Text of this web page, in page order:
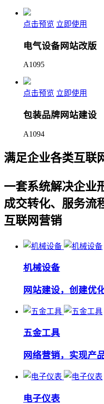
点击预览 立即使用
电气设备网站改版
A1095
点击预览 立即使用
包装品牌网站建设
A1094
满足企业各类互联
一套系统解决企业
成交转化、服务流
互联网营销
机械设备
网站建设，创建优
五金工具
网络营销，实现产
电子仪表